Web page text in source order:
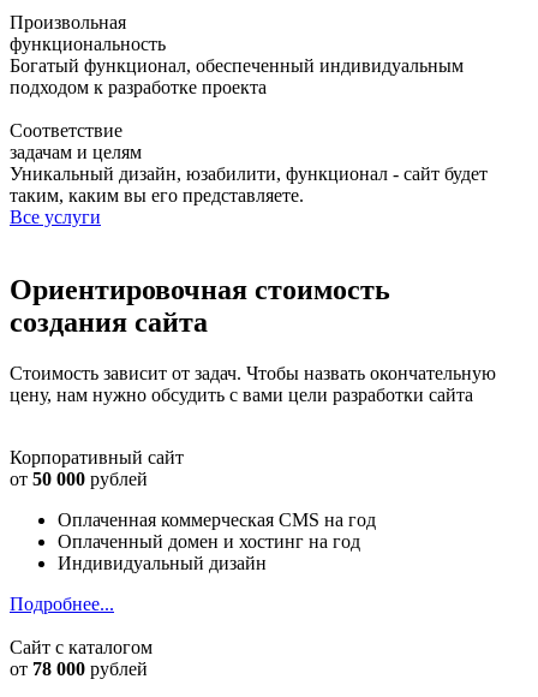
Произвольная
функциональность
Богатый функционал, обеспеченный индивидуальным
подходом к разработке проекта
Соответствие
задачам и целям
Уникальный дизайн, юзабилити, функционал - сайт будет
таким, каким вы его представляете.
Все услуги
Ориентировочная стоимость
создания сайта
Стоимость зависит от задач. Чтобы назвать окончательную
цену, нам нужно обсудить с вами цели разработки сайта
Корпоративный сайт
от 50 000 рублей
Оплаченная коммерческая CMS на год
Оплаченный домен и хостинг на год
Индивидуальный дизайн
Подробнее...
Сайт с каталогом
от 78 000 рублей